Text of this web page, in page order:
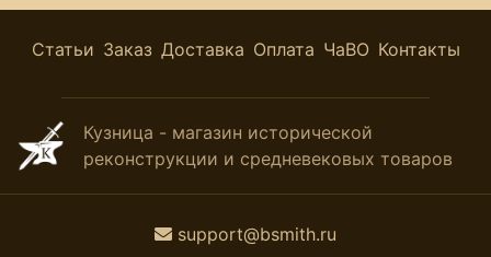
Статьи Заказ Доставка Оплата ЧаВО Контакты
Кузница - магазин исторической
реконструкции и средневековых товаров
support@bsmith.ru